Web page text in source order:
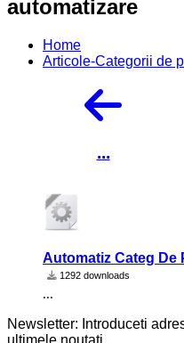
automatizare
Home
Articole-Categorii de
...
Automatiz Categ De
1292 downloads
...
Newsletter: Introduceti